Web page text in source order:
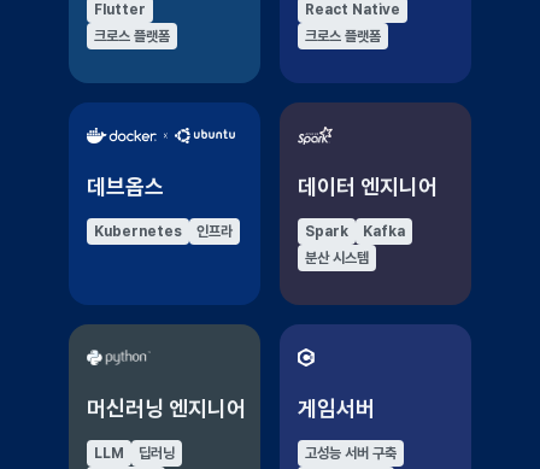
Flutter
크로스 플랫폼
React Native
크로스 플랫폼
데브옵스
Kubernetes 인프라
데이터 엔지니어
Spark
Kafka
분산 시스템
머신러닝 엔지니어
LLM
딥러닝
게임서버
고성능 서버 구축